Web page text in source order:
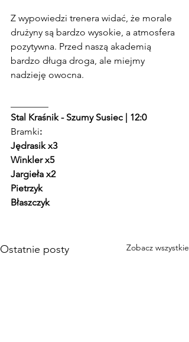
Z wypowiedzi trenera widać, że morale
drużyny są bardzo wysokie, a atmosfera
pozytywna. Przed naszą akademią
bardzo długa droga, ale miejmy
nadzieję owocna.
Stal Kraśnik - Szumy Susiec | 12:0
Bramki:
Jędrasik x3
Winkler x5
Jargieła x2
Pietrzyk
Błaszczyk
Ostatnie posty Zobacz wszystkie